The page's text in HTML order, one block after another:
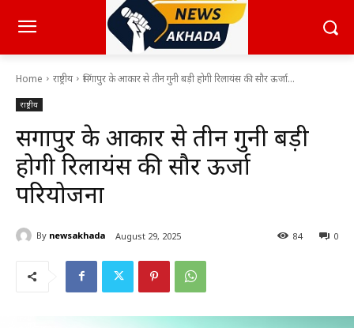
Home राष्ट्रीय सिंगापुर के आकार से तीन गुनी बड़ी होगी रिलायंस की सौर ऊर्जा...
राष्ट्रीय
सिंगापुर के आकार से तीन गुनी बड़ी
होगी रिलायंस की सौर ऊर्जा
परियोजना
By newsakhada August 29, 2025 0
84